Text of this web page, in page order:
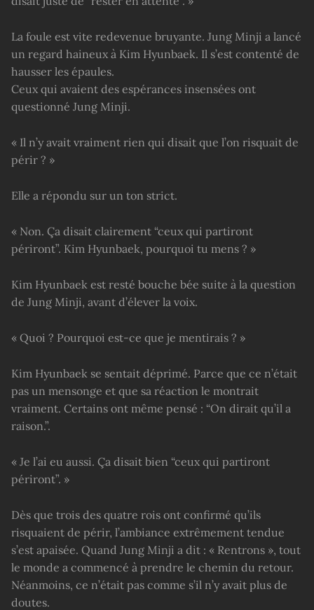
La foule est vite redevenue bruyante. Jung Minji a lancé
un regard haineux à Kim Hyunbaek. Il s’est contenté de
hausser les épaules.
Ceux qui avaient des espérances insensées ont
questionné Jung Minji.
« Il n’y avait vraiment rien qui disait que l’on risquait de
périr ? »
Elle a répondu sur un ton strict.
« Non. Ça disait clairement “ceux qui partiront
périront”. Kim Hyunbaek, pourquoi tu mens ? »
Kim Hyunbaek est resté bouche bée suite à la question
de Jung Minji, avant d’élever la voix.
« Quoi ? Pourquoi est-ce que je mentirais ? »
Kim Hyunbaek se sentait déprimé. Parce que ce n’était
pas un mensonge et que sa réaction le montrait
vraiment. Certains ont même pensé : “On dirait qu’il a
raison.”.
« Je l’ai eu aussi. Ça disait bien “ceux qui partiront
périront”. »
Dès que trois des quatre rois ont confirmé qu’ils
risquaient de périr, l’ambiance extrêmement tendue
s’est apaisée. Quand Jung Minji a dit : « Rentrons », tout
le monde a commencé à prendre le chemin du retour.
Néanmoins, ce n’était pas comme s’il n’y avait plus de
doutes.